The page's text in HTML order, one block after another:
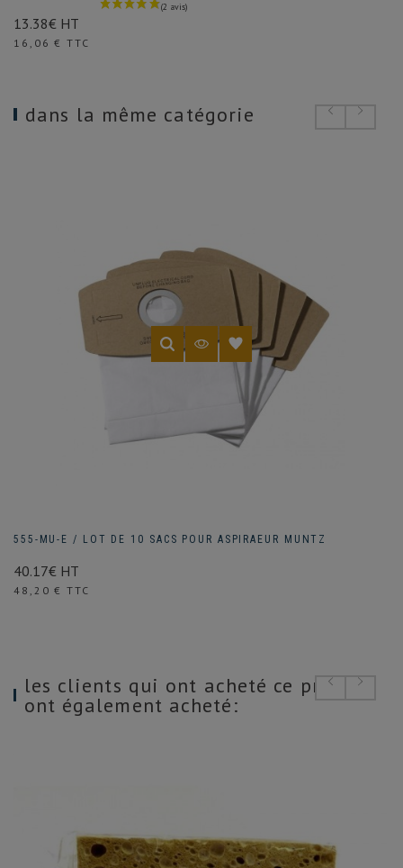
13.38€ HT
Prix
16,06 € TTC
dans la même catégorie
555-MU-E / LOT DE 10 SACS POUR ASPIRAEUR MUNTZ
40.17€ HT
Prix
48,20 € TTC
les clients qui ont acheté ce produit
ont également acheté: